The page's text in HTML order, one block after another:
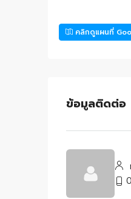
คลิกดูแผนที่
ข้อมูลติดต่อ